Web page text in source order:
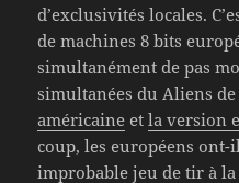
d’exclusivités locales.
de machines 8 bits
simultanément de pas
simultanées du Aliens
américaine etla version
coup, les européens ont-
improbable jeu de tir à